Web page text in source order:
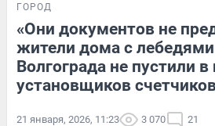
ГОРОД
«Они документов не
жители дома с
Волгограда не пустили в
установщиков
21 января, 2026, 11:23 3 070 21